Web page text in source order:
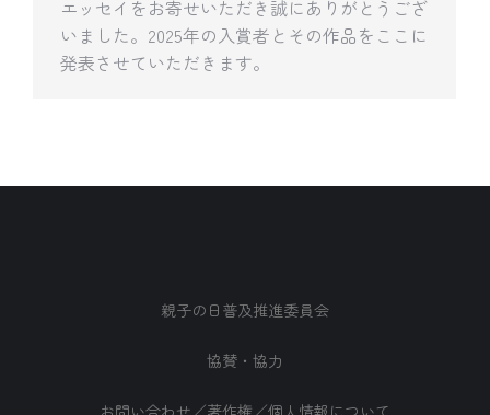
エッセイをお寄せいただき誠にありがとうござ
いました。2025年の入賞者とその作品をここに
発表させていただきます。
親子の日普及推進委員会
協賛・協力